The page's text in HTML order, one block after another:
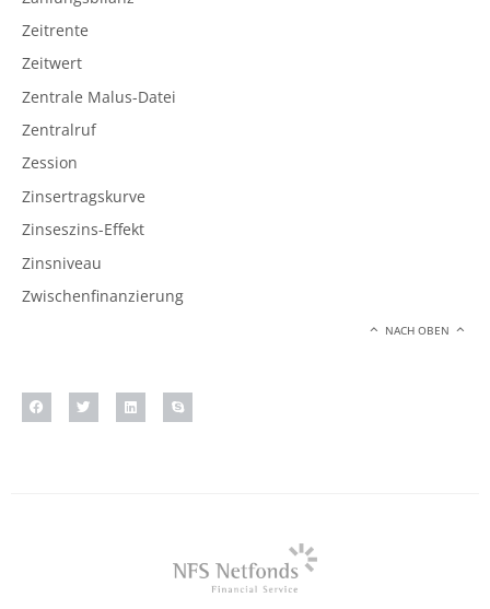
Zeitrente
Zeitwert
Zentrale Malus-Datei
Zentralruf
Zession
Zinsertragskurve
Zinseszins-Effekt
Zinsniveau
Zwischenfinanzierung
NACH OBEN